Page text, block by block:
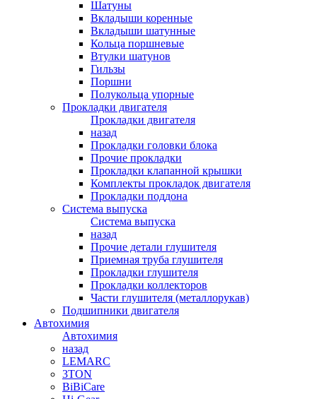
Шатуны
Вкладыши коренные
Вкладыши шатунные
Кольца поршневые
Втулки шатунов
Гильзы
Поршни
Полукольца упорные
Прокладки двигателя
Прокладки двигателя
назад
Прокладки головки блока
Прочие прокладки
Прокладки клапанной крышки
Комплекты прокладок двигателя
Прокладки поддона
Система выпуска
Система выпуска
назад
Прочие детали глушителя
Приемная труба глушителя
Прокладки глушителя
Прокладки коллекторов
Части глушителя (металлорукав)
Подшипники двигателя
Автохимия
Автохимия
назад
LEMARC
3TON
BiBiCare